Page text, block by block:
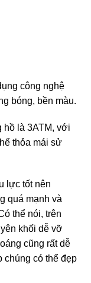
công nghệ
bóng, bền màu.
hồ là 3ATM, với
thỏa mái sử
lực tốt nên
quá mạnh và
thể nói, trên
khối dễ vỡ
cũng rất dễ
chúng có thể đẹp